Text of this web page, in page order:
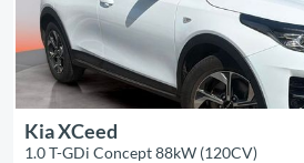
Kia XCeed
1.0 T-GDi Concept 88kW (120CV)